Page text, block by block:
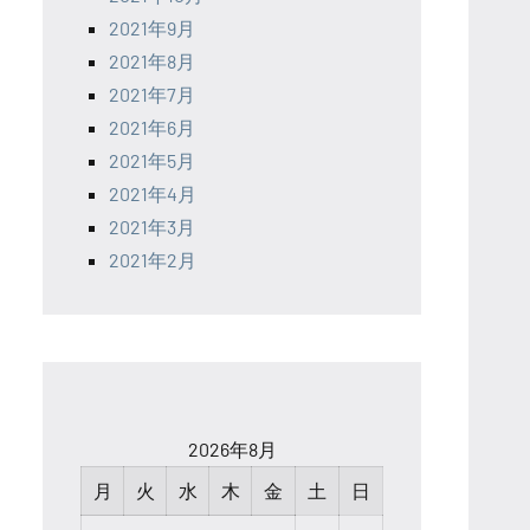
2021年9月
2021年8月
2021年7月
2021年6月
2021年5月
2021年4月
2021年3月
2021年2月
2026年8月
月
火 水 木 金 土 日